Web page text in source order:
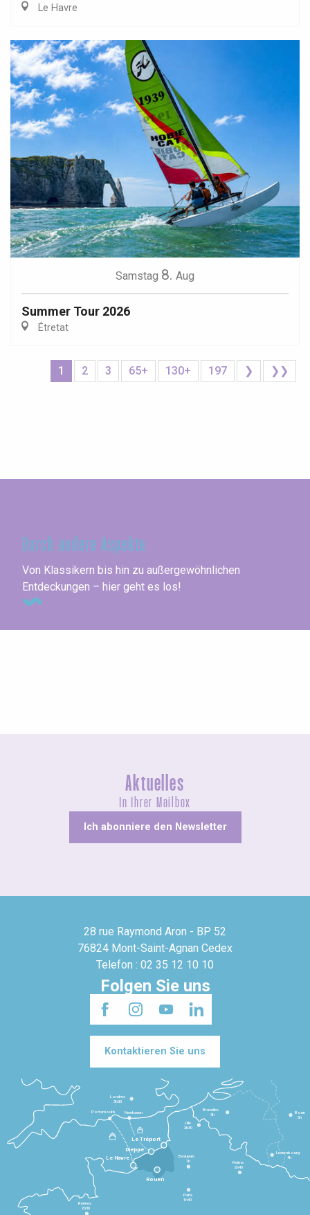
Le Havre
Samstag 8. Aug
Summer Tour 2026
Étretat
1 2 3 65+ 130+ 197 ❯ ❯❯
Durch andere Aspekte
Von Klassikern bis hin zu außergewöhnlichen
Entdeckungen – hier geht es los!
Aktuelles
In Ihrer Mailbox
Ich abonniere den Newsletter
28 rue Raymond Aron - BP 52
76824 Mont-Saint-Agnan Cedex
Telefon : 02 35 12 10 10
Folgen Sie uns
Kontaktieren Sie uns
Le Havre
Dieppe
Le Tréport
Rennes
2h30
Paris
1h30
Beauvais
1h
Reims
2h45
Lille
2h30
Bruxelles
3h
Londres
3h30
Newhaven
Portsmouth
Bonn
5h
Luxembourg
4h
Rouen